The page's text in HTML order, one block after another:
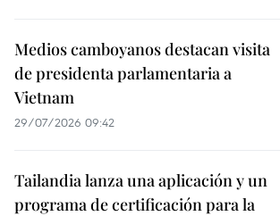
Medios camboyanos destacan visita
de presidenta parlamentaria a
Vietnam
29/07/2026 09:42
Tailandia lanza una aplicación y un
programa de certificación para la